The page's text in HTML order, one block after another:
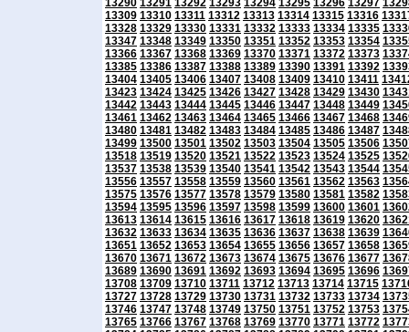
13290 13291 13292 13293 13294 13295 13296 13297
13309 13310 13311 13312 13313 13314 13315 13316
13328 13329 13330 13331 13332 13333 13334 13335
13347 13348 13349 13350 13351 13352 13353 13354
13366 13367 13368 13369 13370 13371 13372 13373
13385 13386 13387 13388 13389 13390 13391 13392
13404 13405 13406 13407 13408 13409 13410 13411
13423 13424 13425 13426 13427 13428 13429 13430
13442 13443 13444 13445 13446 13447 13448 13449
13461 13462 13463 13464 13465 13466 13467 13468
13480 13481 13482 13483 13484 13485 13486 13487
13499 13500 13501 13502 13503 13504 13505 13506
13518 13519 13520 13521 13522 13523 13524 13525
13537 13538 13539 13540 13541 13542 13543 13544
13556 13557 13558 13559 13560 13561 13562 13563
13575 13576 13577 13578 13579 13580 13581 13582
13594 13595 13596 13597 13598 13599 13600 13601
13613 13614 13615 13616 13617 13618 13619 13620
13632 13633 13634 13635 13636 13637 13638 13639
13651 13652 13653 13654 13655 13656 13657 13658
13670 13671 13672 13673 13674 13675 13676 13677
13689 13690 13691 13692 13693 13694 13695 13696
13708 13709 13710 13711 13712 13713 13714 13715
13727 13728 13729 13730 13731 13732 13733 13734
13746 13747 13748 13749 13750 13751 13752 13753
13765 13766 13767 13768 13769 13770 13771 13772